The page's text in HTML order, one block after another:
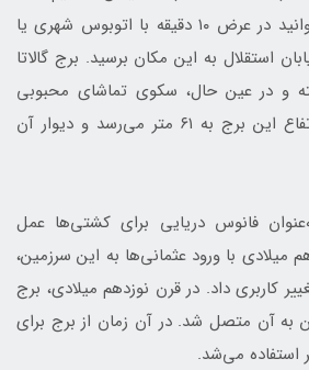
کیلومتر فاصله دارد، می‌توانید در عرض ۱۰ دقیقه با اتوبوس شهری یا
استقلال به این مکان برسید. برج گالاتا
و در عین حال، سکوی تماشای محبوبی
برای گردشگران است. ارتفاع این برج به ۶۱ متر می‌رسد و دیوار آن
فانوس دریایی برای کشتی‌ها عمل
میلادی با ورود عثمانی‌ها به این سرزمین،
کاربری داد. در قرن نوزدهم میلادی، برج
به آن متصل شد. در آن زمان از برج برای
استفاده می‌شد.